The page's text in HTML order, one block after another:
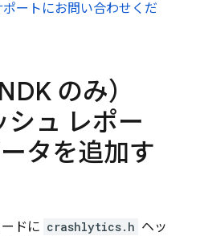
ートにお問い合わせくだ
のみ）
シュ レポー
タを追加す
ドに crashlytics.h ヘッ